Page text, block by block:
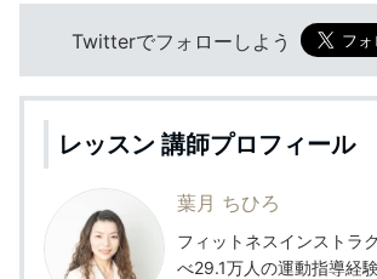
Twitterでフォローしよう
レッスン 講師プロフィール
葉月 ちひろ
フィットネスインストラ
べ29.1万人の運動指導経験